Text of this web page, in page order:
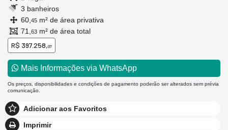
3 banheiros
60, 45 m² de área privativa
71, 63 m² de área total
R$ 397.258,07
Mais Informações via WhatsApp
Os preços, disponibilidades e condições de pagamento poderão ser alterados sem prévia
comunicação.
Adicionar aos Favoritos
Imprimir